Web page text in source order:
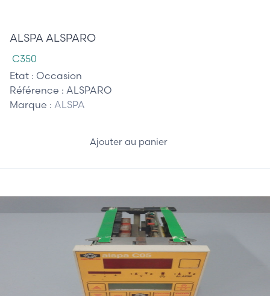
ALSPA ALSPARO
C350
Etat : Occasion
Référence : ALSPARO
Marque : ALSPA
Ajouter au panier